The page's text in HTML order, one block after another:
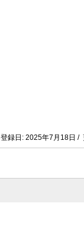
登録日: 2025年7月18日 /